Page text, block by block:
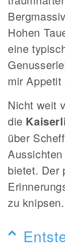
Hohen
eine
mir Appetit
Nicht weit
die
über
bietet. Der
zu knipsen.